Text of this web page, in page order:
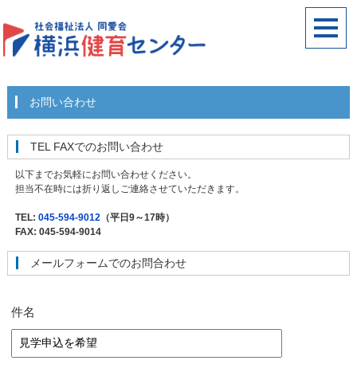
お問い合わせ
TEL FAXでのお問い合わせ
以下までお気軽にお問い合わせください。
担当不在時には折り返しご連絡させていただきます。
TEL: 045-594-9012（平日9～17時）
FAX: 045-594-9014
メールフォームでのお問合わせ
件名